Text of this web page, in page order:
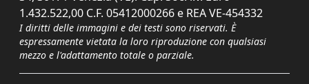
1.432.522,00 C.F. 05412000266 e REA VE-454332
I diritti delle immagini e dei testi sono riservati. È
espressamente vietata la loro riproduzione con qualsiasi
mezzo e l'adattamento totale o parziale.